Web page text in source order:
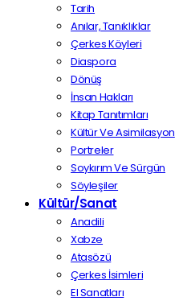
Tarih
Anılar, Tanıklıklar
Çerkes Köyleri
Diaspora
Dönüş
İnsan Hakları
Kitap Tanıtımları
Kültür Ve Asimilasyon
Portreler
Soykırım Ve Sürgün
Söyleşiler
Kültür/Sanat
Anadili
Xabze
Atasözü
Çerkes İsimleri
El Sanatları